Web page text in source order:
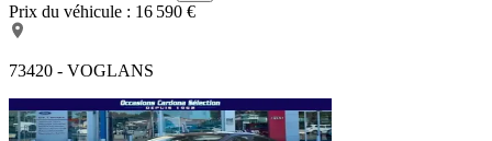
Prix du véhicule : 16 590 €
73420 - VOGLANS